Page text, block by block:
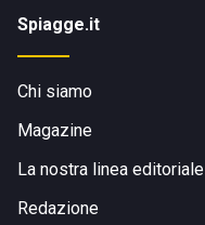
Spiagge.it
Chi siamo
Magazine
La nostra linea editoriale
Redazione